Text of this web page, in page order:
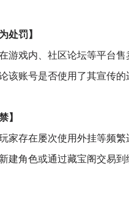
处罚】
游戏内、社区论坛等平台
该账号是否使用了其宣传的
】
家存在屡次使用外挂等频
建角色或通过藏宝阁交易